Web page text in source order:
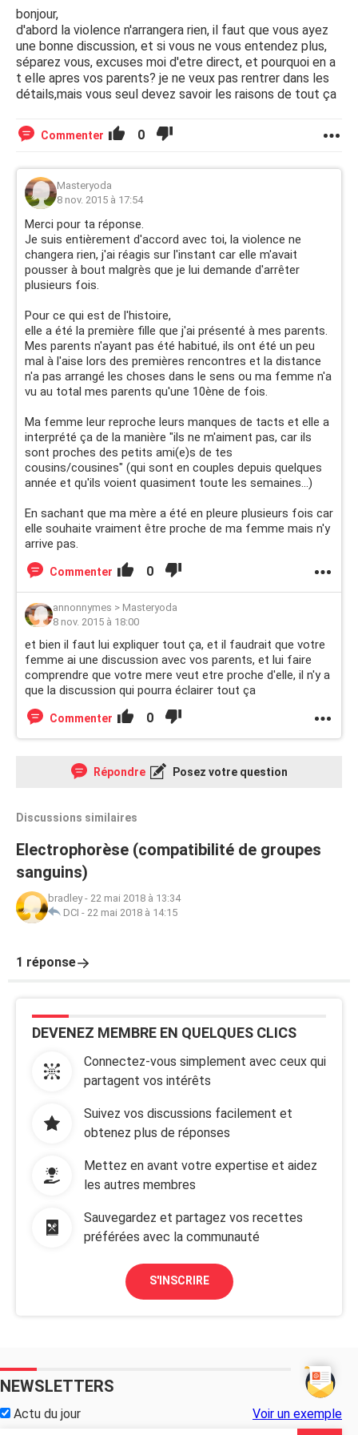
bonjour,
d'abord la violence n'arrangera rien, il faut que vous ayez
une bonne discussion, et si vous ne vous entendez plus,
séparez vous, excuses moi d'etre direct, et pourquoi en a
t elle apres vos parents? je ne veux pas rentrer dans les
détails,mais vous seul devez savoir les raisons de tout ça
Commenter 0
Masteryoda
8 nov. 2015 à 17:54
Merci pour ta réponse.
Je suis entièrement d'accord avec toi, la violence ne
changera rien, j'ai réagis sur l'instant car elle m'avait
pousser à bout malgrès que je lui demande d'arrêter
plusieurs fois.
Pour ce qui est de l'histoire,
elle a été la première fille que j'ai présenté à mes parents.
Mes parents n'ayant pas été habitué, ils ont été un peu
mal à l'aise lors des premières rencontres et la distance
n'a pas arrangé les choses dans le sens ou ma femme n'a
vu au total mes parents qu'une 10ène de fois.
Ma femme leur reproche leurs manques de tacts et elle a
interprété ça de la manière "ils ne m'aiment pas, car ils
sont proches des petits ami(e)s de tes
cousins/cousines" (qui sont en couples depuis quelques
année et qu'ils voient quasiment toute les semaines...)
En sachant que ma mère a été en pleure plusieurs fois car
elle souhaite vraiment être proche de ma femme mais n'y
arrive pas.
Commenter 0
annonnymes > Masteryoda
8 nov. 2015 à 18:00
et bien il faut lui expliquer tout ça, et il faudrait que votre
femme ai une discussion avec vos parents, et lui faire
comprendre que votre mere veut etre proche d'elle, il n'y a
que la discussion qui pourra éclairer tout ça
Commenter 0
Répondre Posez votre question
Discussions similaires
Electrophorèse (compatibilité de groupes
sanguins)
bradley- 22 mai 2018 à 13:34
DCI - 22 mai 2018 à 14:15
1 réponse
DEVENEZ MEMBRE EN QUELQUES CLICS
Connectez-vous simplement avec ceux qui
partagent vos intérêts
Suivez vos discussions facilement et
obtenez plus de réponses
Mettez en avant votre expertise et aidez
les autres membres
Sauvegardez et partagez vos recettes
préférées avec la communauté
S'INSCRIRE
NEWSLETTERS
Actu du jour Voir un exemple